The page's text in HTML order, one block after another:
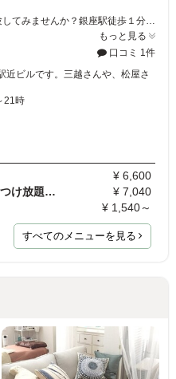
銀座で高技術のまつ毛エクステを体験してみませんか？銀座駅徒歩１分でアクセス抜群◎お客様の魅力を生かし、さらに美しくなるスタイルをご提案します★白を基調とし、高級感と清潔感の溢れるサロンです♪すべてのお客様に居心地の良い空間を提供したいという願いから、施術スペースは半個室、ベッドも大きめで低反発の素材にこだわっております！
もっと見る
口コミ 1件
近ビルです。三越さんや、松屋さ
21時
¥ 6,600
最高級プラチナミンク 上のみつけ放題 ※付け替えの…
¥ 7,040
¥ 1,540～
すべてのメニューを見る